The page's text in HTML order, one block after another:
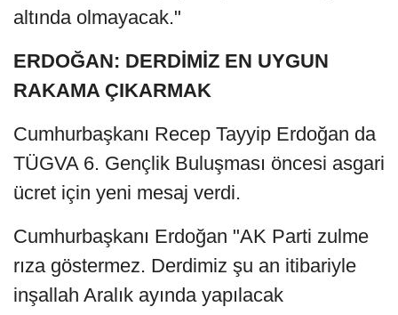
altında olmayacak."
ERDOĞAN: DERDİMİZ EN UYGUN
RAKAMA ÇIKARMAK
Cumhurbaşkanı Recep Tayyip Erdoğan da
TÜGVA 6. Gençlik Buluşması öncesi asgari
ücret için yeni mesaj verdi.
Cumhurbaşkanı Erdoğan "AK Parti zulme
rıza göstermez. Derdimiz şu an itibariyle
inşallah Aralık ayında yapılacak